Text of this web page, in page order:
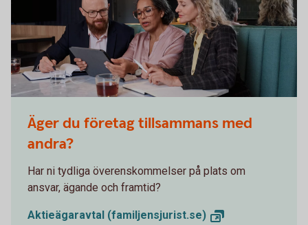
Äger du företag tillsammans med
andra?
Har ni tydliga överenskommelser på plats om
ansvar, ägande och framtid?
Aktieägaravtal (familjensjurist.se)